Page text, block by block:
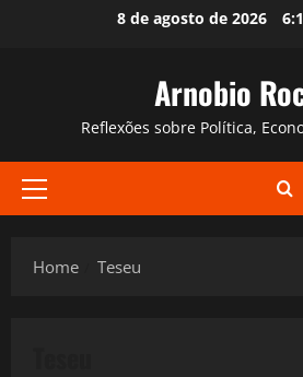
8 de agosto de 2026
Arnobio
Reflexões sobre Política,
Primary
Home Teseu